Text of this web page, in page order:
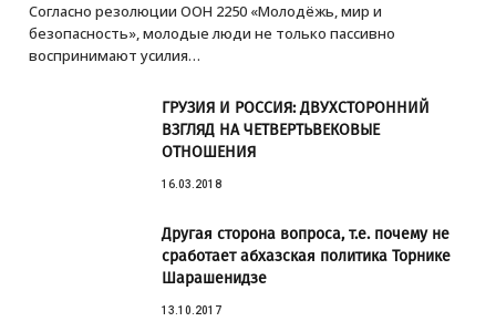
Согласно резолюции ООН 2250 «Молодёжь, мир и
безопасность», молодые люди не только пассивно
воспринимают усилия…
ГРУЗИЯ И РОССИЯ: ДВУХСТОРОННИЙ
ВЗГЛЯД НА ЧЕТВЕРТЬВЕКОВЫЕ
ОТНОШЕНИЯ
16.03.2018
Другая сторона вопроса, т.е. почему не
сработает абхазская политика Торнике
Шарашенидзе
13.10.2017